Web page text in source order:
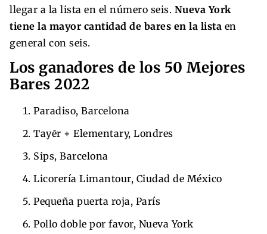
llegar a la lista en el número seis. Nueva York
tiene la mayor cantidad de bares en la lista en
general con seis.
Los ganadores de los 50 Mejores
Bares 2022
Paradiso, Barcelona
Tayēr + Elementary, Londres
Sips, Barcelona
Licorería Limantour, Ciudad de México
Pequeña puerta roja, París
Pollo doble por favor, Nueva York